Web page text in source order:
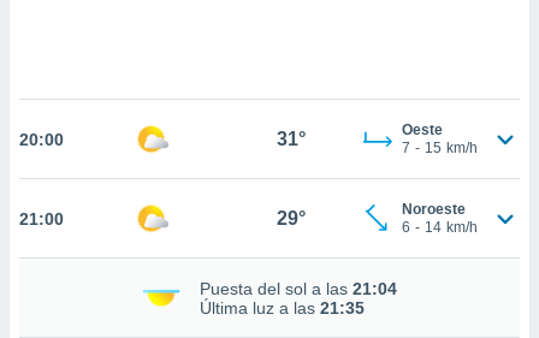
aceptar
de
20:00 31°
Oeste
7 - 15 km/h
21:00 29°
Noroeste
6 - 14 km/h
Puesta del sol a las 21:04
Última luz a las 21:35